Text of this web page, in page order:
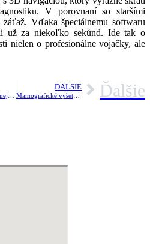
V porovnaní so staršími
Vďaka špeciálnemu softwaru
už za niekoľko sekúnd. Ide tak o
nielen o profesionálne vojačky, ale
ĎALŠIE
Mamografické vyšetrenie môžete absolvovať už aj v ÚVN Ďalšie